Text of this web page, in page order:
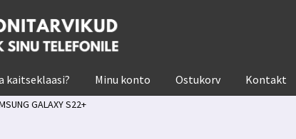
kaitseklaasi? Minu konto Ostukorv Kontakt
GALAXY S22+